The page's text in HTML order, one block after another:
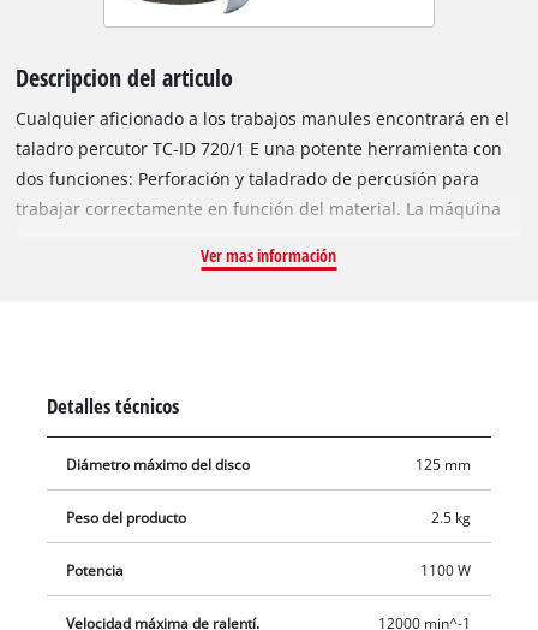
Descripcion del articulo
Cualquier aficionado a los trabajos manules encontrará en el
taladro percutor TC-ID 720/1 E una potente herramienta con
dos funciones: Perforación y taladrado de percusión para
trabajar correctamente en función del material. La máquina
perforaciones en cualquier material. El sistema de velocidad
correspondiente. La rotación hacia la derecha y la izquierda
forma cómoda y sencilla. Las amplias y ergonómicas
superficies Softgrip hacen que el trabajo resulte agradable. El
taladro percutor se puede sujetar con seguridad gracias a las
nervaduras de su empuñadura adicional. El robusto
Ver mas información
Detalles técnicos
Diámetro máximo del disco 125 mm
Peso del producto 2.5 kg
Potencia 1100 W
Velocidad máxima de ralentí. 12000 min^-1